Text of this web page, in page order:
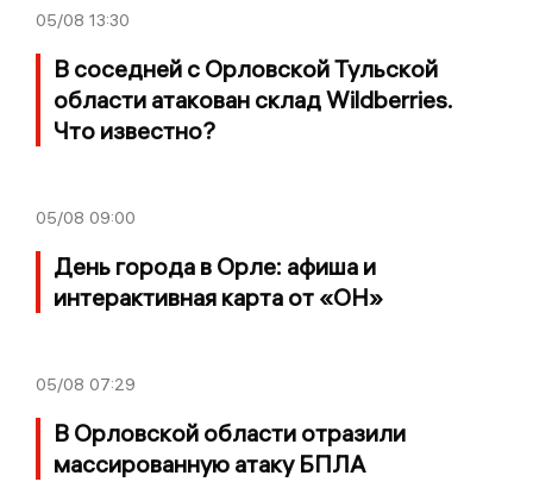
05/08 13:30
В соседней с Орловской Тульской
области атакован склад Wildberries.
Что известно?
05/08 09:00
День города в Орле: афиша и
интерактивная карта от «ОН»
05/08 07:29
В Орловской области отразили
массированную атаку БПЛА